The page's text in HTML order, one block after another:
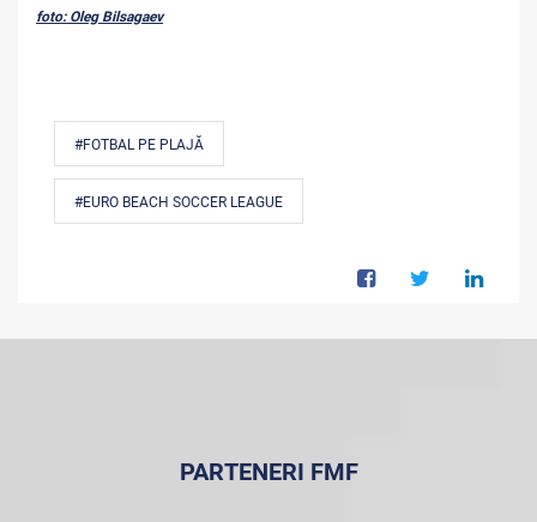
foto: Oleg Bilsagaev
#FOTBAL PE PLAJĂ
#EURO BEACH SOCCER LEAGUE
PARTENERI FMF